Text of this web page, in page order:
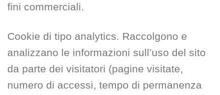
fini commerciali.
Cookie di tipo analytics. Raccolgono e
analizzano le informazioni sull’uso del sito
da parte dei visitatori (pagine visitate,
numero di accessi, tempo di permanenza